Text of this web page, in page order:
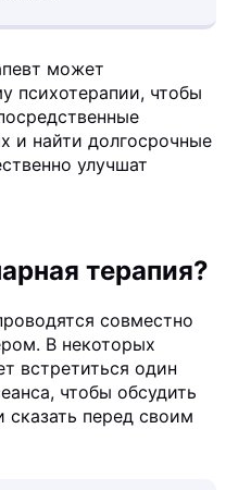
может
психотерапии, чтобы
и найти долгосрочные
улучшат
терапия?
совместно
В некоторых
встретиться один
чтобы обсудить
сказать перед своим